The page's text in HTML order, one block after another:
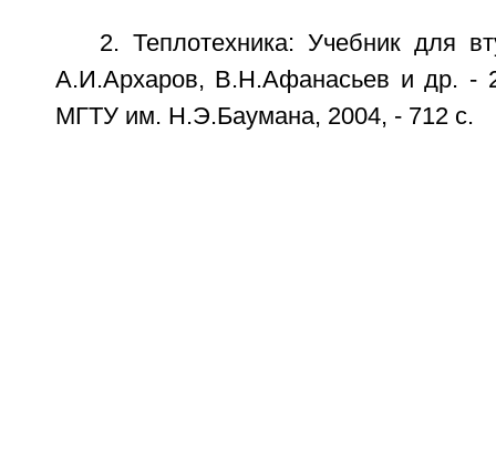
2. Теплотехника: Учебник для
А.И.Архаров, В.Н.Афанасьев и др. -
МГТУ им. Н.Э.Баумана, 2004, - 712 с.